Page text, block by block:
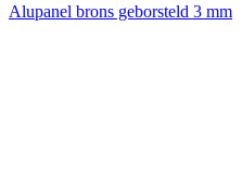
Alupanel brons geborsteld 3 mm